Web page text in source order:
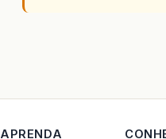
APRENDA